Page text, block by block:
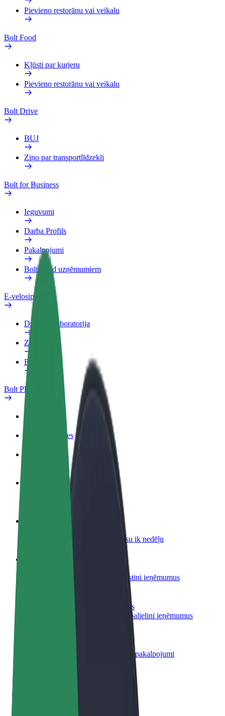
Pievieno restorānu vai veikalu
Bolt Food
Kļūsti par kurjeru
Pievieno restorānu vai veikalu
Bolt Drive
BUJ
Ziņo par transportlīdzekli
Bolt for Business
Ieguvumi
Darba Profils
Pakalpojumi
Bolt Food uzņēmumiem
E-velosipēdi
Drošības laboratorija
Ziņot
BUJ
Bolt Plus
Kā pievienoties
Kļūsti par autovadītāju
Gūsti ieņēmumus, kā vēlies
Piegādā ēdienu un saņem izmaksu ik nedēļu
Sasniedz vairāk klientu un paaugstini ieņēmumus
Reģistrējies kā autoparka īpašnieks
Pievieno savu autoparku Bolt un palielini ieņēmumus
Tavam uzņēmumam pielāgoti Bolt pakalpojumi